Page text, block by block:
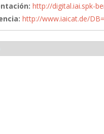
http://digital.iai.spk-
http://www.iaicat.de/